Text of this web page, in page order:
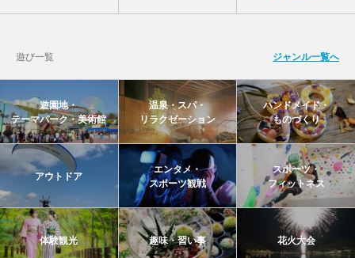
遊び一覧 ジャンル一覧へ
遊園地・
テーマパーク・美術館
温泉・スパ・
リラクゼーション
ハンドメイド・
ものづくり
アウトドア
エンタメ・
スポーツ観戦
スポーツ・
フィットネス
体験観光 趣味・習い事 花火大会